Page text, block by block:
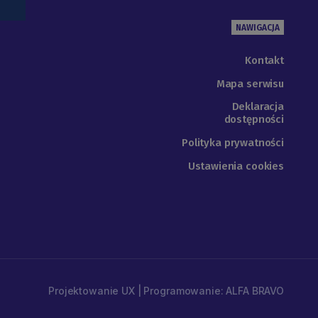
NAWIGACJA
Kontakt
Mapa serwisu
Deklaracja
dostępności
Polityka prywatności
Ustawienia cookies
Projektowanie UX | Programowanie: ALFA BRAVO